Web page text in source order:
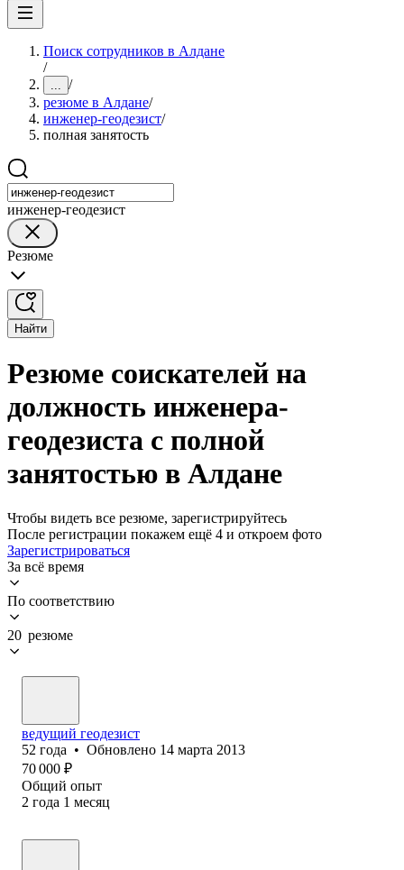
Поиск сотрудников в Алдане
/
... /
резюме в Алдане/
инженер-геодезист/
полная занятость
инженер-геодезист
Резюме
Найти
Резюме соискателей на
должность инженера-
геодезиста с полной
занятостью в Алдане
Чтобы видеть все резюме, зарегистрируйтесь
После регистрации покажем ещё 4 и откроем фото
Зарегистрироваться
За всё время
По соответствию
20 резюме
ведущий геодезист
52 года • Обновлено 14 марта 2013
70 000 ₽
Общий опыт
2 года 1 месяц